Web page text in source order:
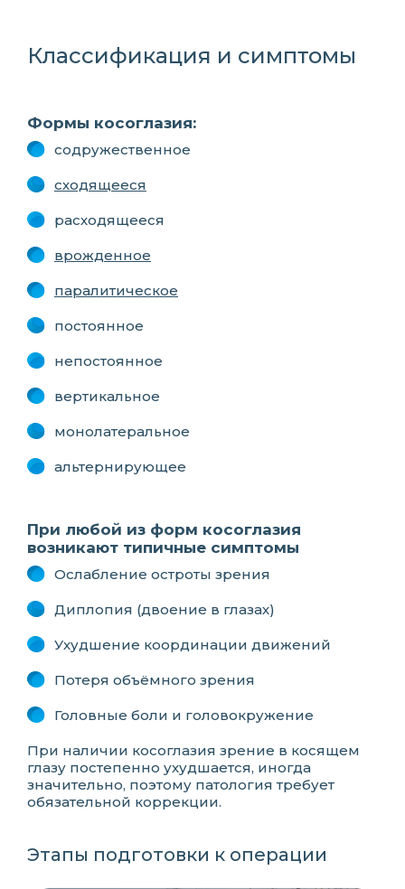
Классификация и симптомы
Формы косоглазия:
содружественное
сходящееся
расходящееся
врожденное
паралитическое
постоянное
непостоянное
вертикальное
монолатеральное
альтернирующее
При любой из форм косоглазия
возникают типичные симптомы
Ослабление остроты зрения
Диплопия (двоение в глазах)
Ухудшение координации движений
Потеря объёмного зрения
Головные боли и головокружение
При наличии косоглазия зрение в косящем
глазу постепенно ухудшается, иногда
значительно, поэтому патология требует
обязательной коррекции.
Этапы подготовки к операции